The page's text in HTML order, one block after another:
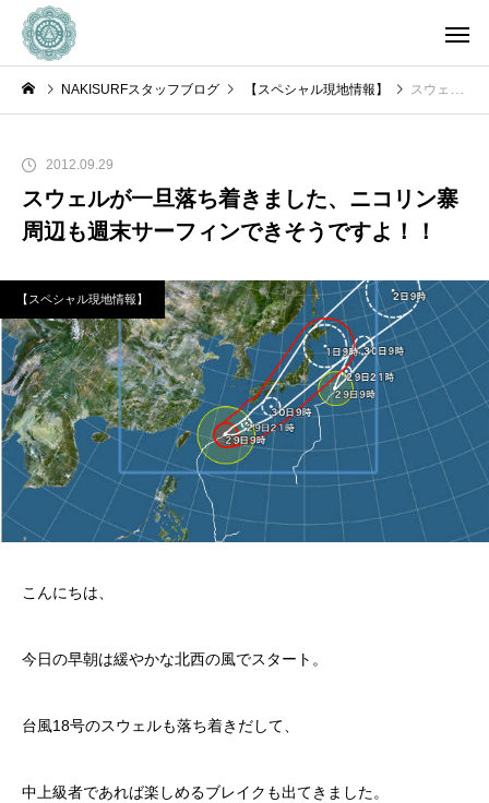
NAKISURFスタッフブログ 【スペシャル現地情報】 スウェルが一旦落ち着きました、ニコリン寨周辺も週末サーフィンできそうですよ！！
2012.09.29
スウェルが一旦落ち着きました、ニコリン寨
周辺も週末サーフィンできそうですよ！！
【スペシャル現地情報】
こんにちは、
今日の早朝は緩やかな北西の風でスタート。
台風18号のスウェルも落ち着きだして、
中上級者であれば楽しめるブレイクも出てきました。